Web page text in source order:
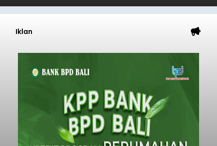
Iklan